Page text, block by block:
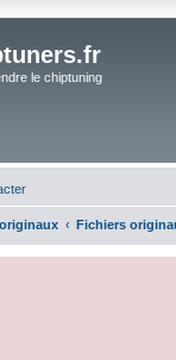
le chiptuning
Fichiers